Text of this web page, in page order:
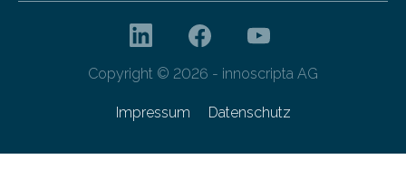
Copyright © 2026 - innoscripta AG
Impressum Datenschutz